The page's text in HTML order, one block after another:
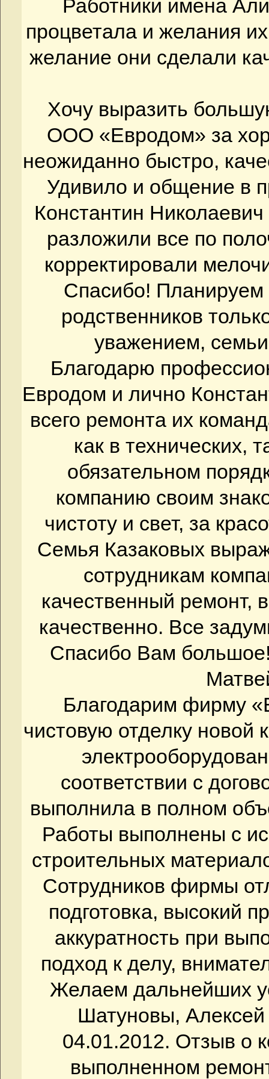
Работники имена
процветала и желания
желание они сделали
Хочу выразить
ООО «Евродом» за
неожиданно быстро,
Удивило и общение в
Константин
разложили все по
корректировали
Спасибо!
родственников
уважением,
Благодарю
Евродом и лично
всего ремонта их
как в технических,
обязательном
компанию своим
чистоту и свет, за
Семья Казаковых
сотрудникам
качественный ремонт,
качественно. Все
Спасибо Вам
Благодарим фирму
чистовую отделку новой
соответствии с
выполнила в полном
Работы выполнены с
строительных
Сотрудников фирмы
подготовка, высокий
аккуратность при
подход к делу,
Желаем дальнейших
Шатуновы,
04.01.2012. Отзыв о
выполненном